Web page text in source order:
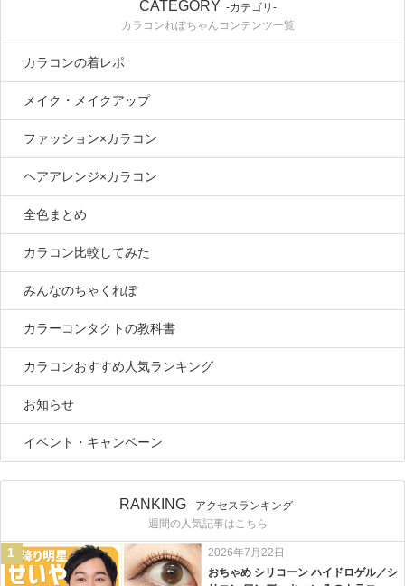
CATEGORY -カテゴリ-
カラコンれぽちゃんコンテンツ一覧
カラコンの着レポ
メイク・メイクアップ
ファッション×カラコン
ヘアアレンジ×カラコン
全色まとめ
カラコン比較してみた
みんなのちゃくれぽ
カラーコンタクトの教科書
カラコンおすすめ人気ランキング
お知らせ
イベント・キャンペーン
RANKING -アクセスランキング-
週間の人気記事はこちら
1
2026年7月22日
おちゃめ シリコーン ハイドロゲル／シ